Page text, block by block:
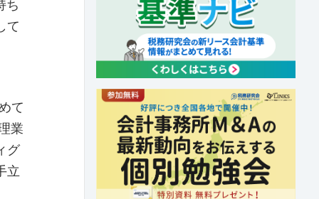
ち
て
て
業
グ
立